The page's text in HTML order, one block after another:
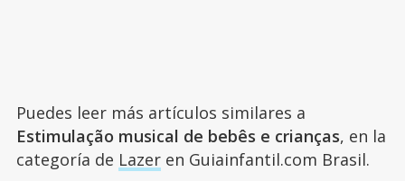
Puedes leer más artículos similares a
Estimulação musical de bebês e crianças, en la
categoría de Lazeren Guiainfantil.com Brasil.